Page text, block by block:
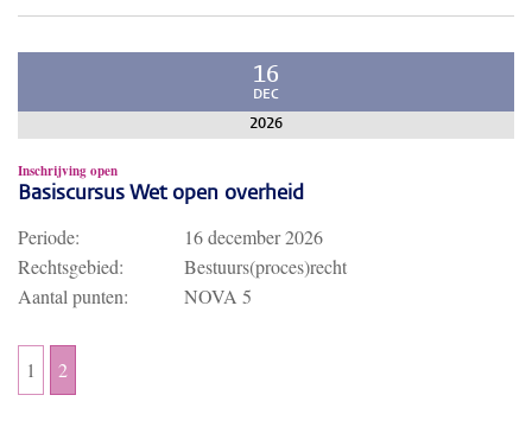
16
DEC
2026
Inschrijving open
Basiscursus Wet open overheid
Periode:
16 december 2026
Rechtsgebied:
Bestuurs(proces)recht
Aantal punten:
NOVA 5
1 2